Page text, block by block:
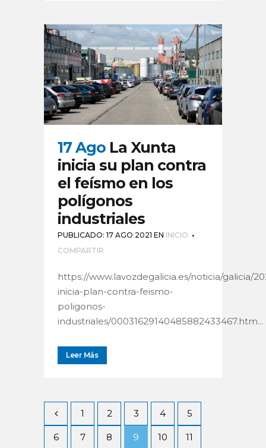
17 Ago La Xunta
inicia su plan contra
el feísmo en los
polígonos
industriales
PUBLICADO: 17 AGO 2021 EN INICIO
COMPARTIR
https://www.lavozdegalicia.es/noticia/galicia/
inicia-plan-contra-feismo-
poligonos-
industriales/00031629140485882433467.htm...
Leer Más
1 2 3 4 5
6 7 8 9 10 11